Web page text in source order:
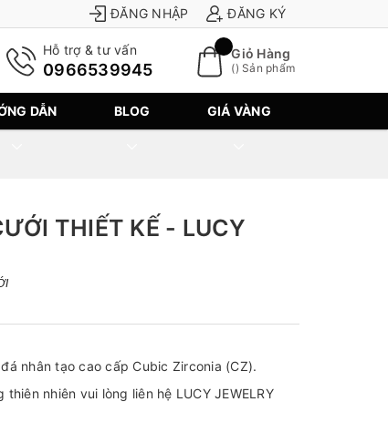
ĐĂNG NHẬP ĐĂNG KÝ
Hỗ trợ & tư vấn
0966539945
Giỏ Hàng
() Sản phẩm
DẪN BLOG GIÁ VÀNG
THIẾT KẾ - LUCY
nhân tạo cao cấp Cubic Zirconia (CZ).
thiên nhiên vui lòng liên hệ LUCY JEWELRY